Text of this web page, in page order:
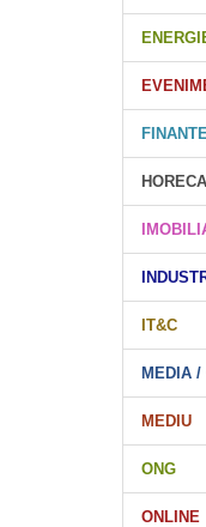
HORECA
IT&C
MEDIA /
MEDIU
ONG
ONLINE